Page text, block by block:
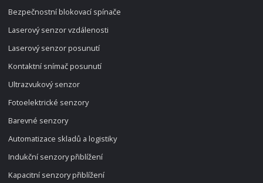
Bezpečnostní blokovací spínače
Laserový senzor vzdálenosti
Laserový senzor posunutí
Kontaktní snímač posunutí
Ultrazvukový senzor
Fotoelektrické senzory
Barevné senzory
Automatizace skladů a logistiky
Indukční senzory přiblížení
Kapacitní senzory přiblížení